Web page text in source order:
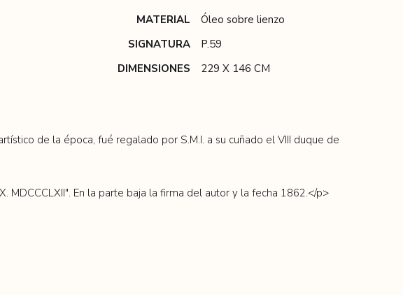
MATERIAL
Óleo sobre lienzo
SIGNATURA
P.59
DIMENSIONES
229 X 146 CM
de la época, fué regalado por S.M.I. a su cuñado el VIII duque de
MDCCCLXII". En la parte baja la firma del autor y la fecha 1862.</p>